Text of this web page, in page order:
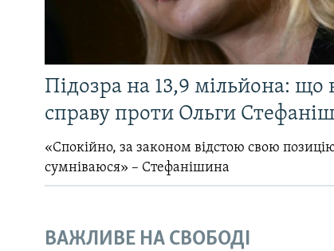
Підозра на 13,9 мільйона: що
справу проти Ольги
«Спокійно, за законом відстою свою
сумніваюся» – Стефанішина
ВАЖЛИВЕ НА СВОБОДІ